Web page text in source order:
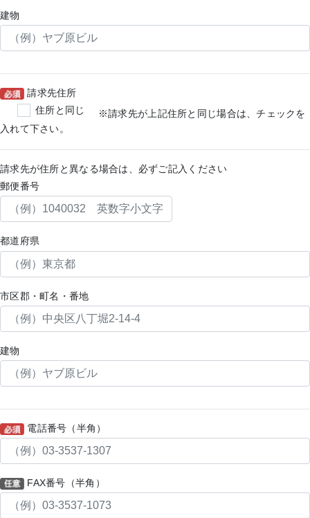
建物
請求先住所
住所と同じ
※請求先が上記住所と同じ場合は、チェックを
入れて下さい。
請求先が住所と異なる場合は、必ずご記入ください
郵便番号
都道府県
市区郡・町名・番地
建物
電話番号（半角）
FAX番号（半角）